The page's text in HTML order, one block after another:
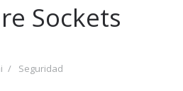
Sockets
Seguridad